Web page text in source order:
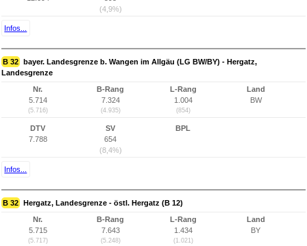
(4,9%)
Infos...
B 32 bayer. Landesgrenze b. Wangen im Allgäu (LG BW/BY) - Hergatz,
Landesgrenze
Nr.
5.714
(5.716)
B-Rang
7.324
(4.935)
L-Rang
1.004
(854)
Land
BW
DTV
7.788
SV
654
(8,4%)
BPL
Infos...
B 32 Hergatz, Landesgrenze - östl. Hergatz (B 12)
Nr.
5.715
(5.717)
B-Rang
7.643
(5.248)
L-Rang
1.434
(1.021)
Land
BY